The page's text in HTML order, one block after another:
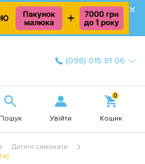
×
(098) 015 81 06
Пошук Увійти
0
Кошик
Дитячі самокати